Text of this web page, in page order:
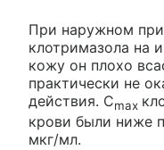
При наружном
клотримазола на
кожу он плохо
практически не
действия. Cmax
крови были ниже
мкг/мл.